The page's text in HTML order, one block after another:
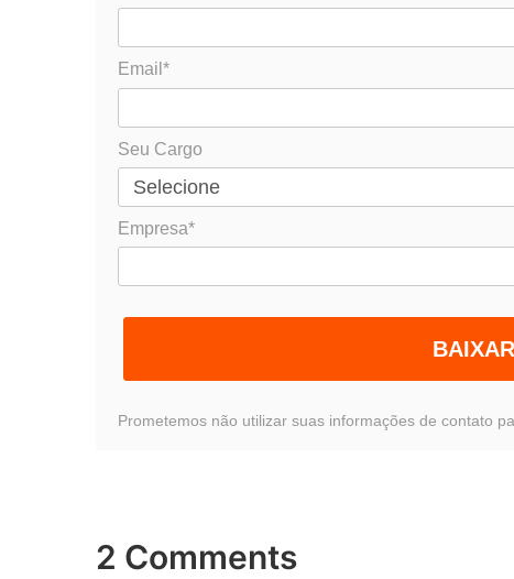
Email*
Seu Cargo
Empresa*
Prometemos não utilizar suas informações de contato
2 Comments